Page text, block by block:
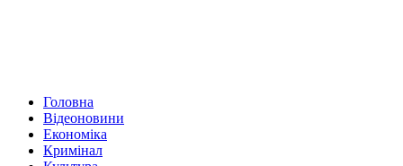
Головна
Відеоновини
Економіка
Кримінал